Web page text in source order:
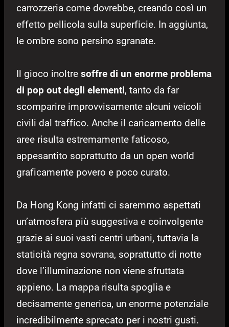
carrozzeria come dovrebbe, creando così un
effetto pellicola sulla superficie. In aggiunta,
le ombre sono persino sgranate.
Il gioco inoltre soffre di un enorme problema
di pop out degli elementi, tanto da far
scomparire improvvisamente alcuni veicoli
civili dal traffico. Anche il caricamento delle
aree risulta estremamente faticoso,
appesantito soprattutto da un open world
graficamente povero e poco curato.
Da Hong Kong infatti ci saremmo aspettati
un’atmosfera più suggestiva e coinvolgente
grazie ai suoi vasti centri urbani, tuttavia la
staticità regna sovrana, soprattutto di notte
dove l’illuminazione non viene sfruttata
appieno. La mappa risulta spoglia e
decisamente generica, un enorme potenziale
incredibilmente sprecato per i nostri gusti.